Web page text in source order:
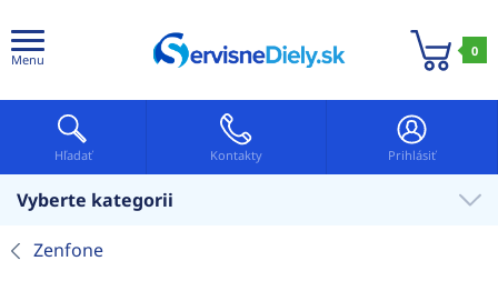
Menu
0
Hľadať Kontakty Prihlásiť
Vyberte kategorii
Zenfone